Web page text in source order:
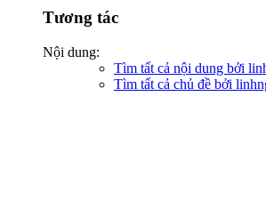
Tương tác
Nội dung:
Tìm tất cả nội dung bởi
Tìm tất cả chủ đề bởi